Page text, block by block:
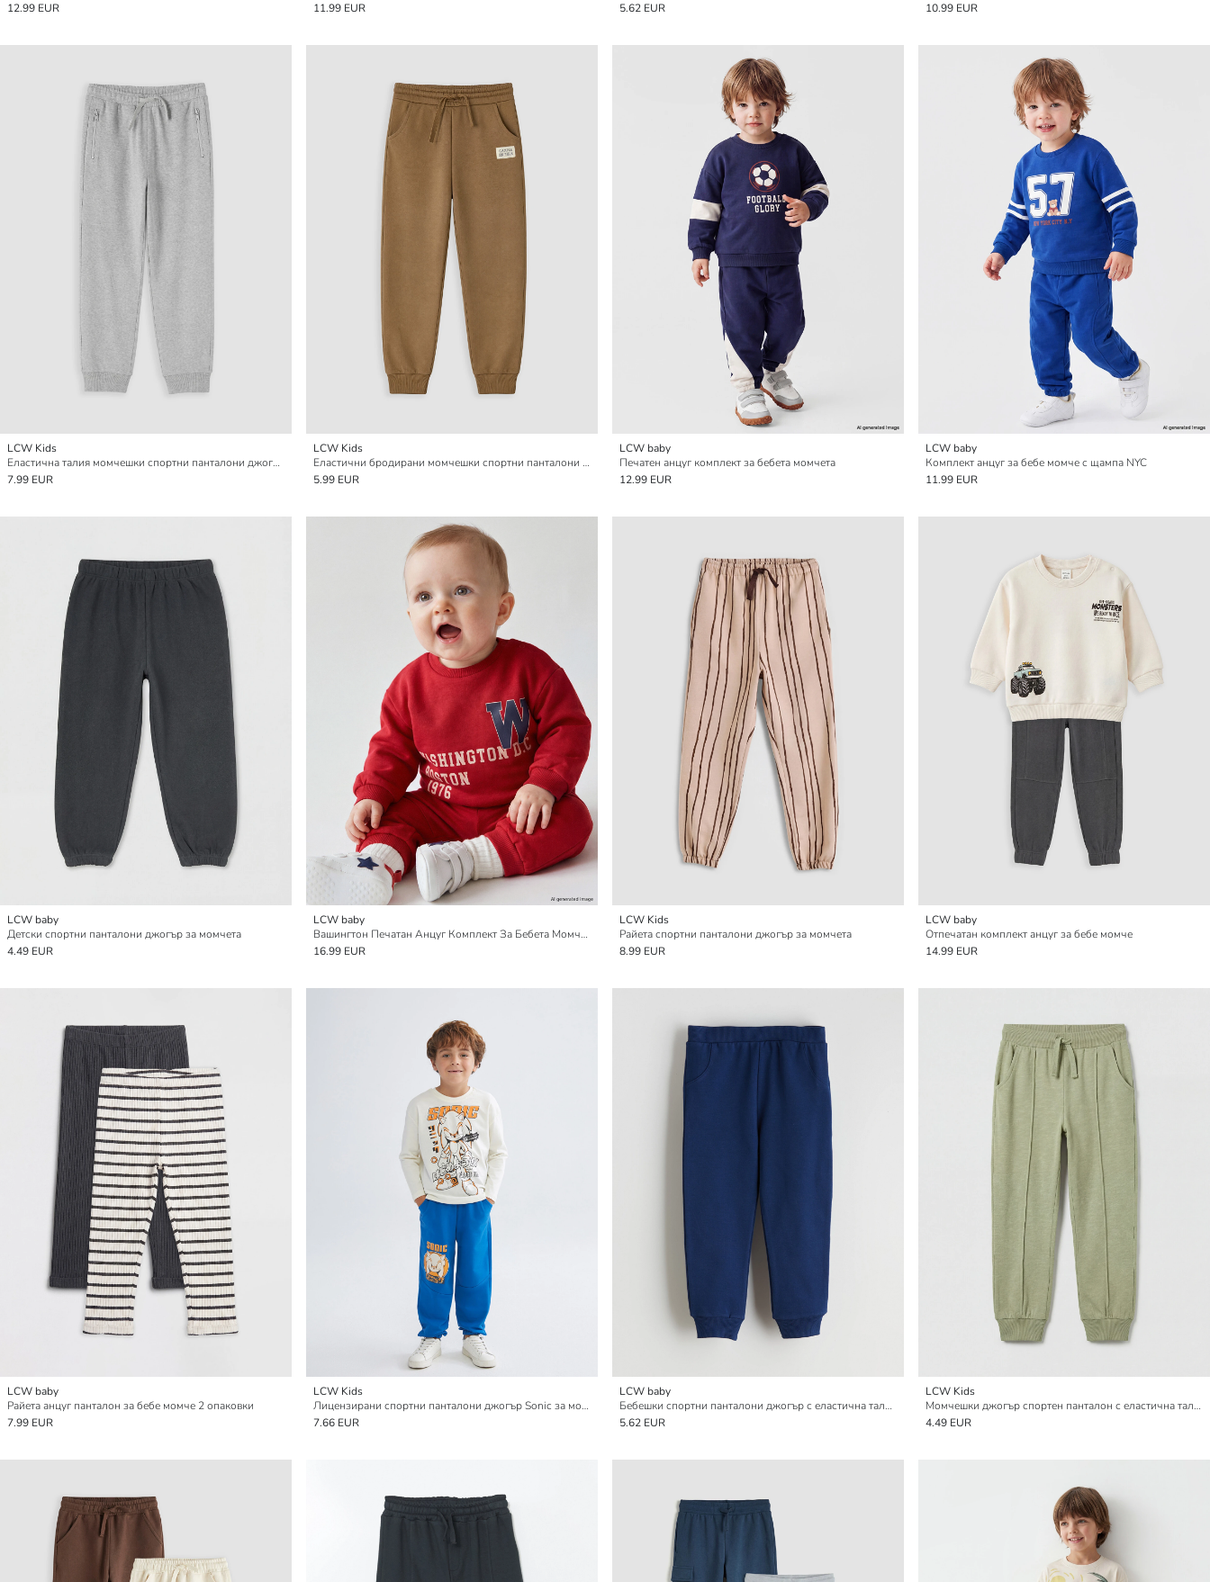
12.99 EUR
11.99 EUR
5.62 EUR
10.99 EUR
LCW Kids
Еластична талия момчешки спортни панталони джогър
7.99 EUR
LCW Kids
Еластични бродирани момчешки спортни панталони джогър с ластична талия
5.99 EUR
LCW baby
Печатен анцуг комплект за бебета момчета
12.99 EUR
LCW baby
Комплект анцуг за бебе момче с щампа NYC
11.99 EUR
LCW baby
Детски спортни панталони джогър за момчета
4.49 EUR
LCW baby
Вашингтон Печатан Анцуг Комплект За Бебета Момчета
16.99 EUR
LCW Kids
Райета спортни панталони джогър за момчета
8.99 EUR
LCW baby
Отпечатан комплект анцуг за бебе момче
14.99 EUR
LCW baby
Райета анцуг панталон за бебе момче 2 опаковки
7.99 EUR
LCW Kids
Лицензирани спортни панталони джогър Sonic за момчета
7.66 EUR
LCW baby
Бебешки спортни панталони джогър с еластична талия за момчета
5.62 EUR
LCW Kids
Момчешки джогър спортен панталон с еластична талия
4.49 EUR